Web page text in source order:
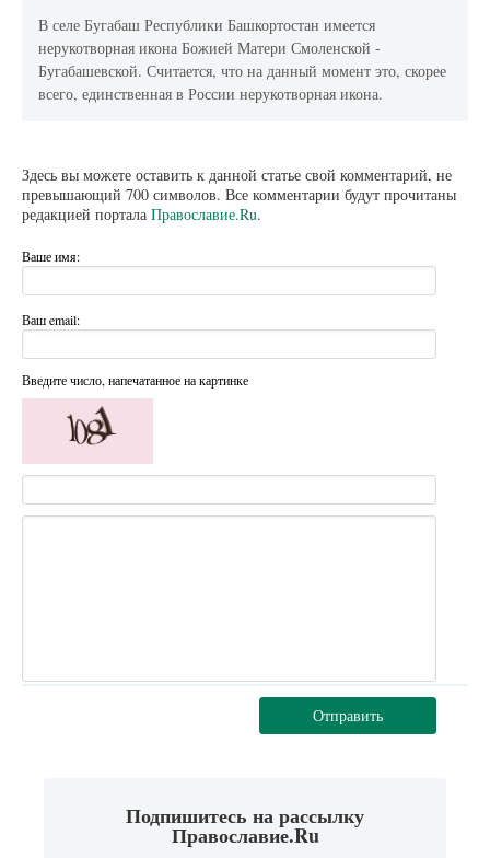
В селе Бугабаш Республики Башкортостан имеется
нерукотворная икона Божией Матери Смоленской -
Бугабашевской. Считается, что на данный момент это, скорее
всего, единственная в России нерукотворная икона.
Здесь вы можете оставить к данной статье свой комментарий, не
превышающий 700 символов. Все комментарии будут прочитаны
редакцией портала Православие.Ru.
Ваше имя:
Ваш email:
Введите число, напечатанное на картинке
Отправить
Подпишитесь на рассылку
Православие.Ru